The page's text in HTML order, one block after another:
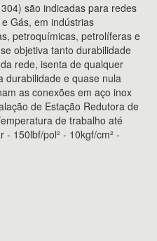
são indicadas para redes
Gás, em indústrias
petroquímicas, petrolíferas e
objetiva tanto durabilidade
rede, isenta de qualquer
durabilidade e quase nula
as conexões em aço inox
de Estação Redutora de
de trabalho até
150lbf/pol² - 10kgf/cm² -